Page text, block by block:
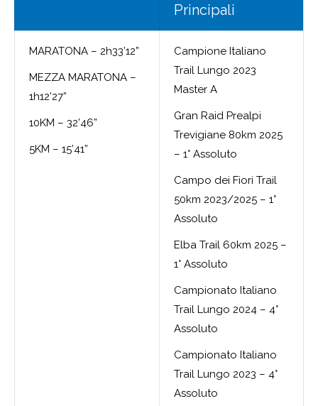
Principali
MARATONA – 2h33’12”
MEZZA MARATONA –
1h12’27”
10KM – 32’46”
5KM – 15’41”
Campione Italiano
Trail Lungo 2023
Master A
Gran Raid Prealpi
Trevigiane 80km 2025
– 1° Assoluto
Campo dei Fiori Trail
50km 2023/2025 – 1°
Assoluto
Elba Trail 60km 2025 –
1° Assoluto
Campionato Italiano
Trail Lungo 2024 – 4°
Assoluto
Campionato Italiano
Trail Lungo 2023 – 4°
Assoluto